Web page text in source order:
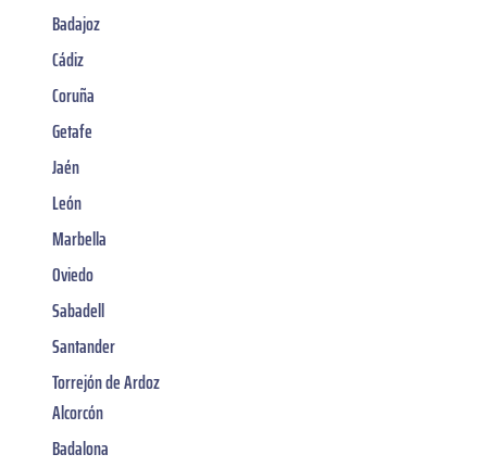
Badajoz
Cádiz
Coruña
Getafe
Jaén
León
Marbella
Oviedo
Sabadell
Santander
Torrejón de Ardoz
Alcorcón
Badalona